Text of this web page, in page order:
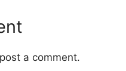
a comment.